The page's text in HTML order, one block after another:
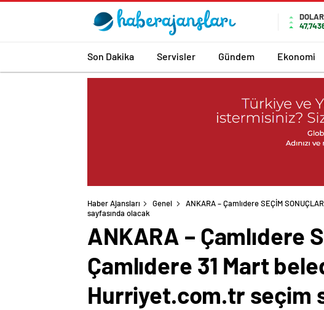
DOLAR
Son Dakika Servisler Gündem Ekonomi
Haber Ajansları Genel
ANKARA – Çamlıdere SEÇİM
sayfasında olacak
ANKARA – Çamlıdere
Çamlıdere 31 Mart
Hurriyet.com.tr seçim